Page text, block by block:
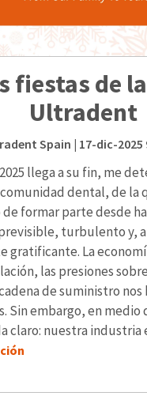
fiestas de
Ultradent
Spain | 17-dic-2025
llega a su fin, me
dental, de la
formar parte desde
turbulento y,
gratificante. La
las presiones
de suministro nos
Sin embargo, en medio
claro: nuestra industria